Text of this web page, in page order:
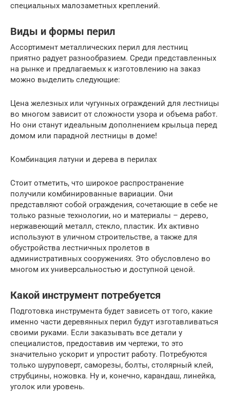
специальных малозаметных креплений.
Виды и формы перил
Ассортимент металлических перил для лестниц
приятно радует разнообразием. Среди представленных
на рынке и предлагаемых к изготовлению на заказ
можно выделить следующие:
Цена железных или чугунных ограждений для лестницы
во многом зависит от сложности узора и объема работ.
Но они станут идеальным дополнением крыльца перед
домом или парадной лестницы в доме!
Комбинация латуни и дерева в перилах
Стоит отметить, что широкое распространение
получили комбинированные вариации. Они
представляют собой ограждения, сочетающие в себе не
только разные технологии, но и материалы – дерево,
нержавеющий металл, стекло, пластик. Их активно
используют в уличном строительстве, а также для
обустройства лестничных пролетов в
административных сооружениях. Это обусловлено во
многом их универсальностью и доступной ценой.
Какой инструмент потребуется
Подготовка инструмента будет зависеть от того, какие
именно части деревянных перил будут изготавливаться
своими руками. Если заказывать все детали у
специалистов, предоставив им чертежи, то это
значительно ускорит и упростит работу. Потребуются
только шуруповерт, саморезы, болты, столярный клей,
струбцины, ножовка. Ну и, конечно, карандаш, линейка,
уголок или уровень.